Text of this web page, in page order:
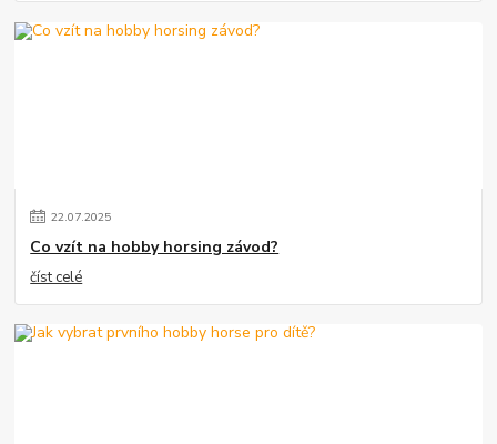
22.07.2025
Co vzít na hobby horsing závod?
číst celé